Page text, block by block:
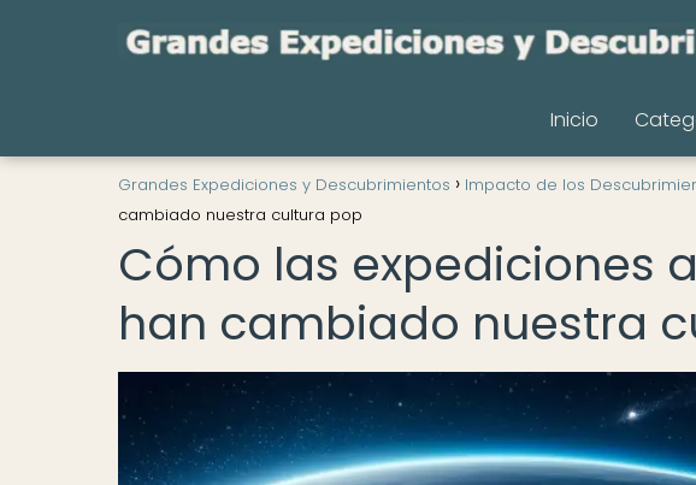
Inicio
Grandes Expediciones y Descubrimientos Impacto de los
cambiado nuestra cultura pop
Cómo las expediciones
han cambiado nuestra